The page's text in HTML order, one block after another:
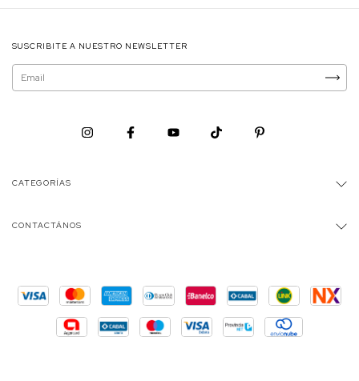
SUSCRIBITE A NUESTRO NEWSLETTER
CATEGORÍAS
CONTACTÁNOS